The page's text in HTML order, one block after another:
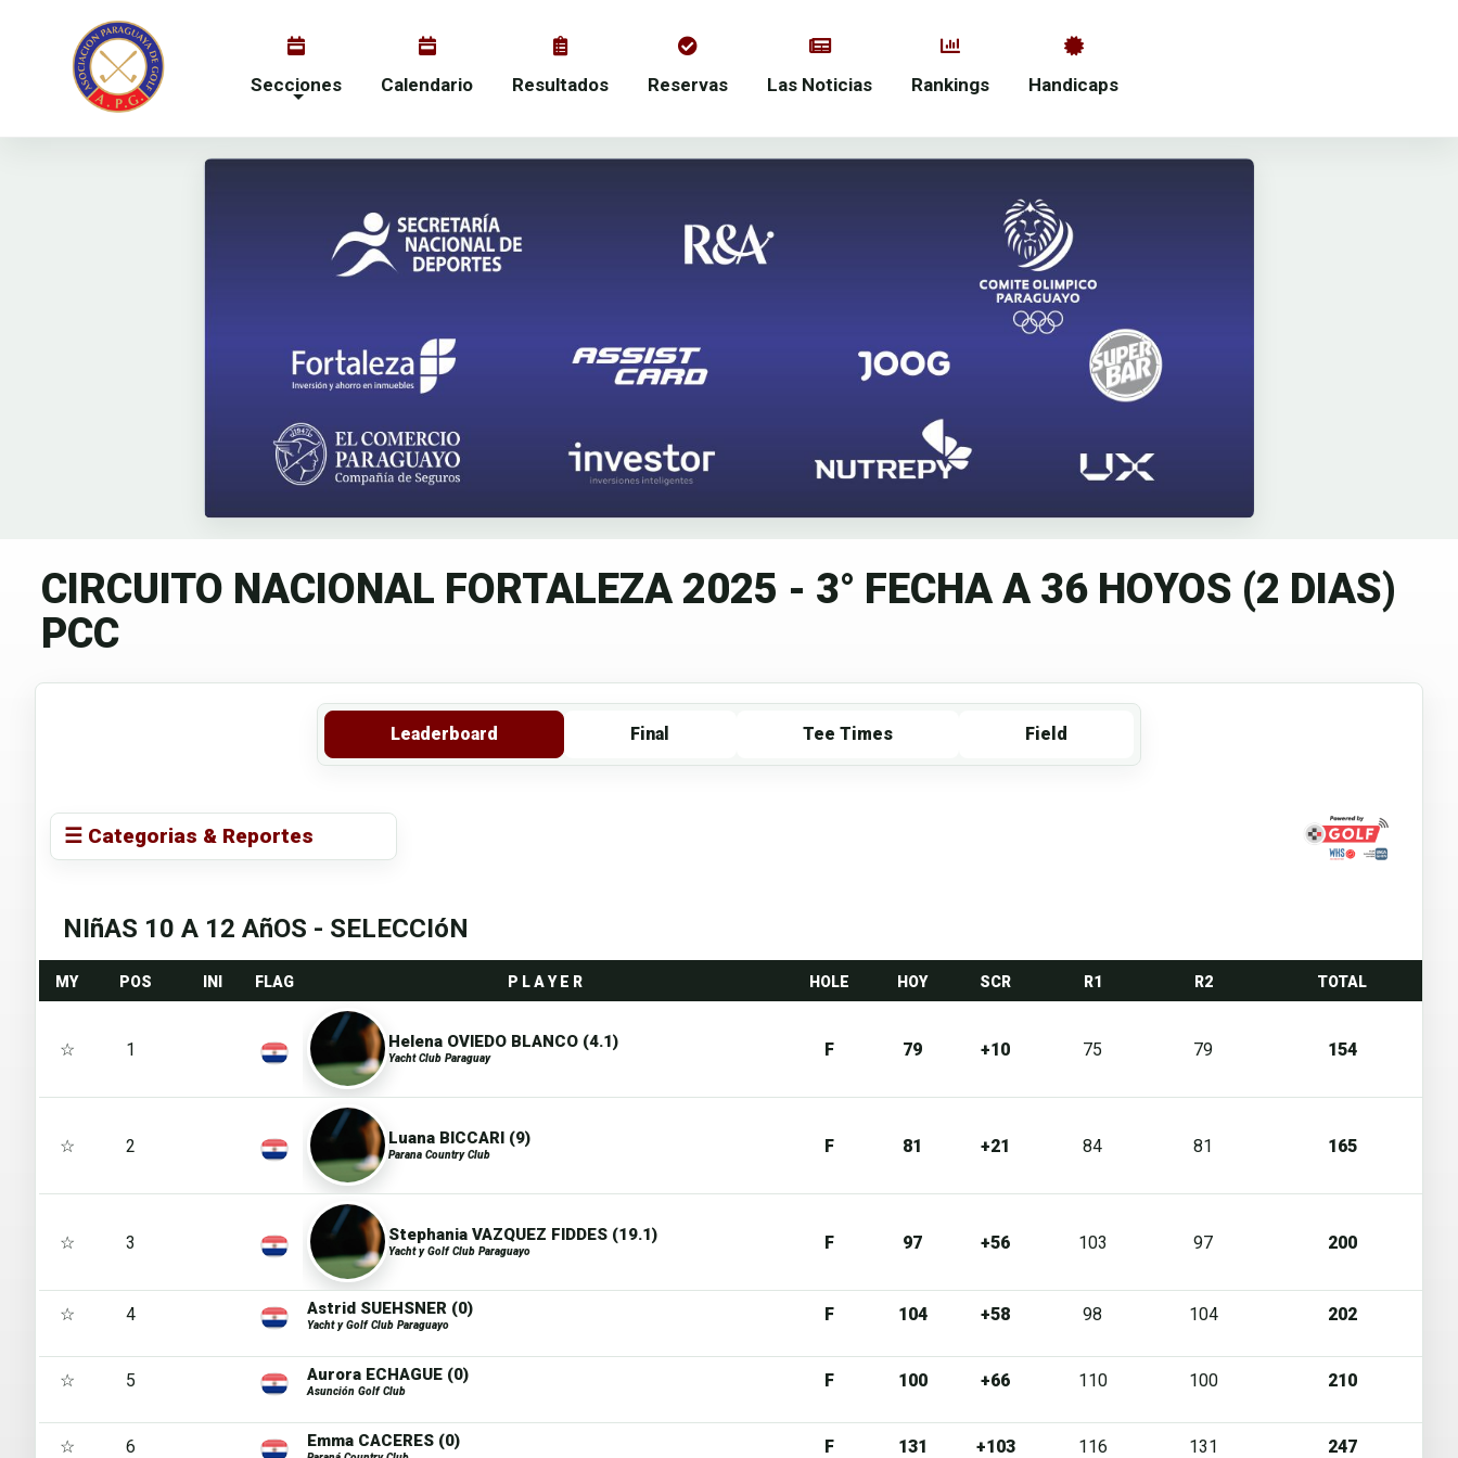
Secciones Calendario Resultados Reservas Las Noticias Rankings Handicaps
CIRCUITO NACIONAL FORTALEZA 2025 - 3° FECHA A 36 HOYOS (2 DIAS)
PCC
Leaderboard Final Tee Times Field
☰ Categorias & Reportes
NIñAS 10 A 12 AñOS - SELECCIóN
MY POS INI FLAG P L A Y E R HOLE HOY SCR R1 R2 TOTAL
☆ 1 Helena OVIEDO BLANCO (4.1)
Yacht Club Paraguay F 79 +10 75 79 154
☆ 2 Luana BICCARI (9)
Parana Country Club F 81 +21 84 81 165
☆ 3 Stephania VAZQUEZ FIDDES (19.1)
Yacht y Golf Club Paraguayo F 97 +56 103 97 200
☆ 4 Astrid SUEHSNER (0)
Yacht y Golf Club Paraguayo
F 104 +58 98 104 202
☆ 5 Aurora ECHAGUE (0)
Asunción Golf Club
F 100 +66 110 100 210
☆ 6 Emma CACERES (0) F 131 +103 116 131 247